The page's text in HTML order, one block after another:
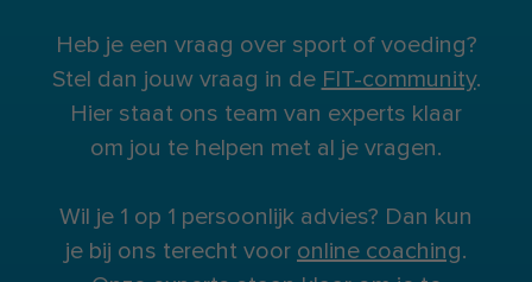
Heb je een vraag over sport of voeding?
Stel dan jouw vraag in de FIT-community.
Hier staat ons team van experts klaar
om jou te helpen met al je vragen.
Wil je 1 op 1 persoonlijk advies? Dan kun
je bij ons terecht voor online coaching.